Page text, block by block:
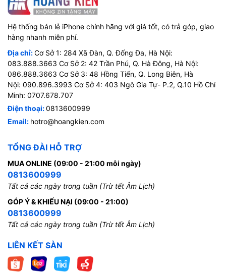
Hệ thống bán lẻ iPhone chính hãng với giá tốt, có trả góp, giao
hàng nhanh miễn phí.
Địa chỉ:Cơ Sở 1: 284 Xã Đàn, Q. Đống Đa, Hà Nội:
083.888.3663 Cơ Sở 2: 42 Trần Phú, Q. Hà Đông, Hà Nội:
086.888.3663 Cơ Sở 3: 48 Hồng Tiến, Q. Long Biên, Hà
Nội: 090.896.3993 Cơ Sở 4: 403 Ngô Gia Tự- P.2, Q.10 Hồ Chí
Minh: 0707.678.707
Điện thoại:0813600999
Email: hotro@hoangkien.com
TỔNG ĐÀI HỖ TRỢ
MUA ONLINE (09:00 - 21:00 mỗi ngày)
0813600999
Tất cả các ngày trong tuần (Trừ tết Âm Lịch)
GÓP Ý & KHIẾU NẠI (09:00 - 21:00)
0813600999
Tất cả các ngày trong tuần (Trừ tết Âm Lịch)
LIÊN KẾT SÀN